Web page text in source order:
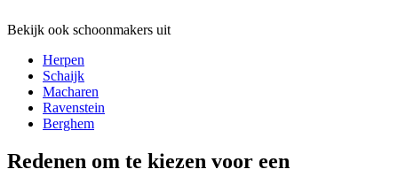
Bekijk ook schoonmakers uit
Herpen
Schaijk
Macharen
Ravenstein
Berghem
Redenen om te kiezen voor een